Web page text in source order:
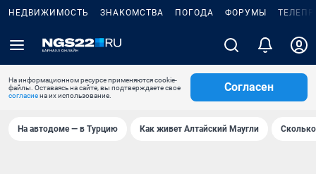
НЕДВИЖИМОСТЬ ЗНАКОМСТВА ПОГОДА ФОРУМЫ
На информационном ресурсе применяются cookie-
файлы. Оставаясь на сайте, вы подтверждаете свое
согласиена их использование.
Согласен
На автодоме — в Турцию Как живет Алтайский Маугли